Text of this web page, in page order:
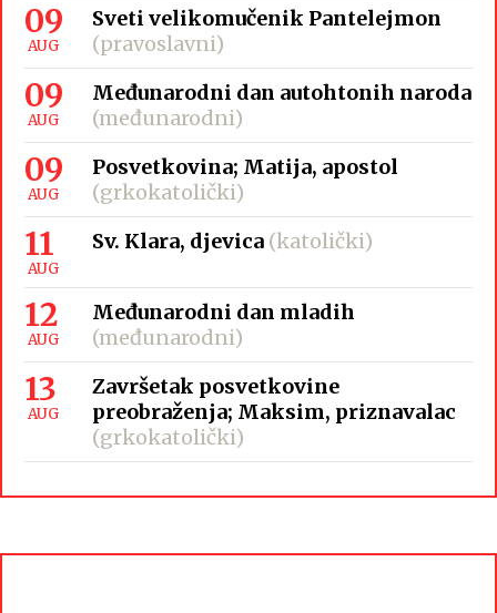
09
AUG
Sveti velikomučenik Pantelejmon
(pravoslavni)
09
AUG
Međunarodni dan autohtonih naroda
(međunarodni)
09
AUG
Posvetkovina; Matija, apostol
(grkokatolički)
11
AUG
Sv. Klara, djevica (katolički)
12
AUG
Međunarodni dan mladih
(međunarodni)
13
AUG
Završetak posvetkovine
preobraženja; Maksim, priznavalac
(grkokatolički)